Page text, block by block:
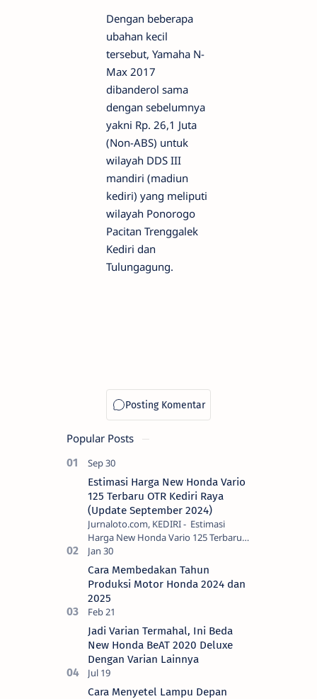
Dengan beberapa
ubahan kecil
tersebut, Yamaha N-
Max 2017
dibanderol sama
dengan sebelumnya
yakni Rp. 26,1 Juta
(Non-ABS) untuk
wilayah DDS III
mandiri (madiun
kediri) yang meliputi
wilayah Ponorogo
Pacitan Trenggalek
Kediri dan
Tulungagung.
Popular Posts
Estimasi Harga New Honda Vario
125 Terbaru OTR Kediri Raya
(Update September 2024)
Jurnaloto.com, KEDIRI - Estimasi
Harga New Honda Vario 125 Terbaru
OTR Kediri Raya (Update September
2024) Brosis sekalian, PT Astra Honda
Motor (AH…
Cara Membedakan Tahun
Produksi Motor Honda 2024 dan
2025
Jadi Varian Termahal, Ini Beda
New Honda BeAT 2020 Deluxe
Dengan Varian Lainnya
Cara Menyetel Lampu Depan